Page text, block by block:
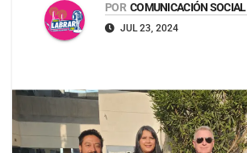
POR COMUNICACIÓN SOCIAL
JUL 23, 2024